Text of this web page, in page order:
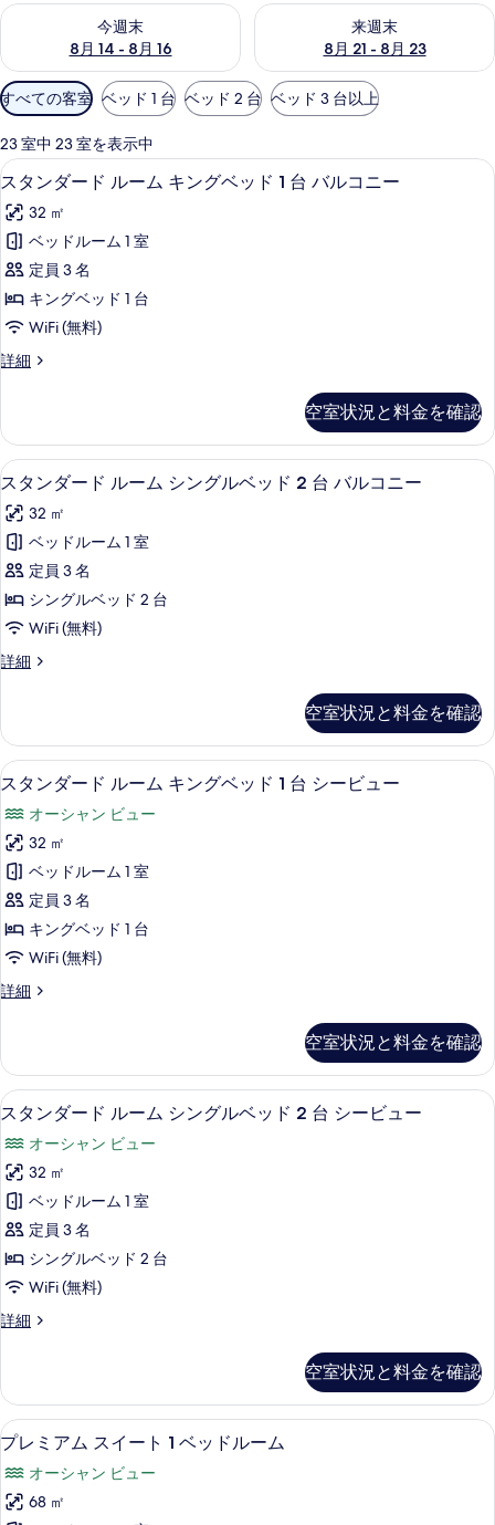
今週末
8月 14 - 8月 16
今週末 8月 14 - 8月 16 の空室状況をチェック
来週末
8月 21 - 8月 23
来週末 8月 21 - 8月 23 の空室
利
用
可
能
な
客
室
の
り
込
み
すべての客室 ベッド 1 台 ベッド 2 台 ベッド 3 台以上
23 室中 23 室を表示中
ス
タ
ン
ダ
ー
ド
ル
ー
キ
ン
グ
ベ
ッ
ド
1
台
バ
ニ
ー
の
す
べ
て
の
写
真
を
示
す
る
スタンダード ルーム キングベッド
7
スタンダード ルーム キングベッド 1 台 バルコニー
32 ㎡
ベッドルーム 1 室
定員 3 名
キングベッド 1 台
WiFi (無料)
詳細
ス
ー
ド
ル
ム
キ
グ
ベ
ッ
ド
1
コ
ニ
ー
の
詳
細
空室状況と料金を確認
ス
タ
ン
ダ
ー
ド
ル
ー
シ
ン
グ
ル
ベ
ッ
ド
2
台
バ
ニ
ー
の
す
べ
て
の
写
真
を
示
す
る
低刺激性寝具、ミニバー、セーフテ
7
スタンダード ルーム シングルベッド 2 台 バルコニー
32 ㎡
ベッドルーム 1 室
定員 3 名
シングルベッド 2 台
WiFi (無料)
詳細
ス
ー
ド
ル
ム
シ
ン
グ
ル
ベ
ッ
ド
台
コ
ニ
ー
の
詳
空室状況と料金を確認
ス
ン
ダ
ー
ド
ル
ー
ム
ン
グ
ベ
ッ
ド
台
シ
ー
ビ
の
す
べ
て
の
スタンダード ルーム キングベッド 1
7
スタンダード ルーム キングベッド 1 台 シービュー
オーシャン ビュー
32 ㎡
ベッドルーム 1 室
定員 3 名
キングベッド 1 台
WiFi (無料)
詳細
ス
ー
ド
ル
ム
キ
ン
グ
ベ
ッ
ド
シ
ュ
ー
の
詳
細
空室状況と料金を確認
ス
ン
ダ
ー
ド
ル
ー
ム
ン
グ
ル
ベ
ッ
低刺激性寝具、ミニバー、セーフテ
7
スタンダード ルーム シングルベッド 2 台 シービュー
オーシャン ビュー
32 ㎡
ベッドルーム 1 室
定員 3 名
シングルベッド 2 台
WiFi (無料)
詳細
ス
ー
ド
ル
ム
シ
ン
空室状況と料金を確認
プ
レ
ミ
ア
プレミアム スイート 1 ベッドルーム
6
プレミアム スイート 1 ベッドルーム
オーシャン ビュー
68 ㎡